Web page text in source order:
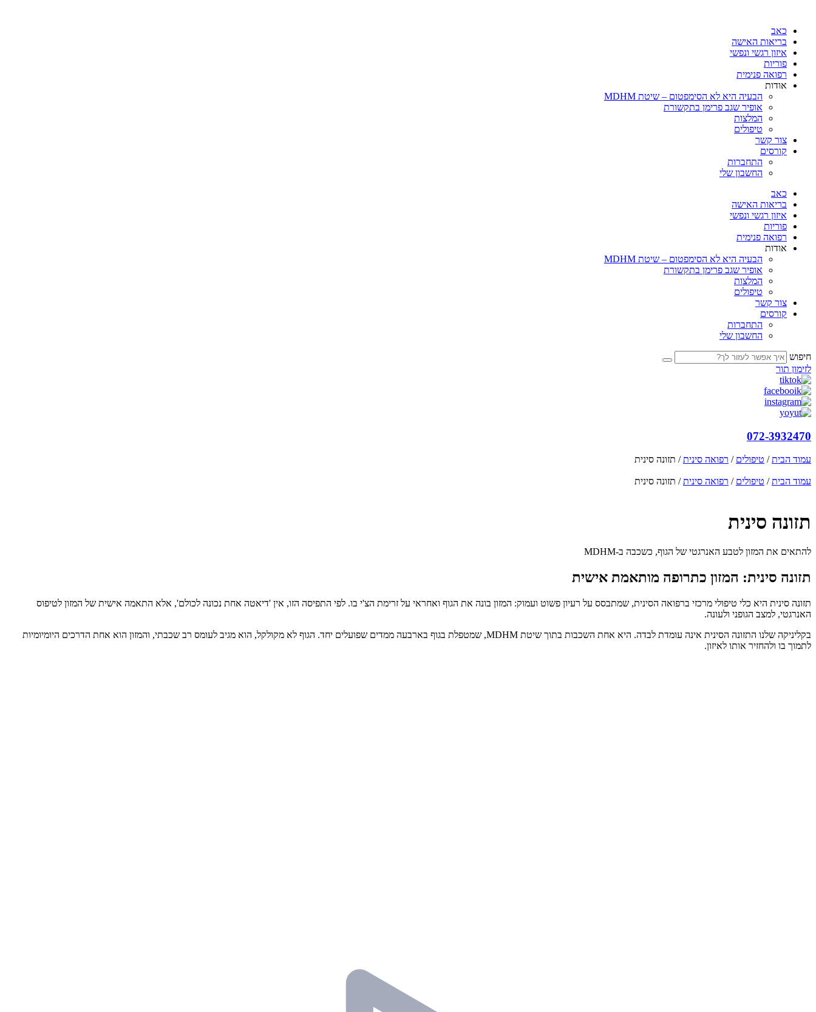
כאב
בריאות האישה
איזון רגשי ונפשי
פוריות
רפואה פנימית
אודות
הבעיה היא לא הסימפטום – שיטת MDHM
אופיר שגב פרימן בתקשורת
המלצות
טיפולים
צור קשר
קורסים
התחברות
החשבון שלי
כאב
בריאות האישה
איזון רגשי ונפשי
פוריות
רפואה פנימית
אודות
הבעיה היא לא הסימפטום – שיטת MDHM
אופיר שגב פרימן בתקשורת
המלצות
טיפולים
צור קשר
קורסים
התחברות
החשבון שלי
חיפוש
לזימון תור
072-3932470
עמוד הבית/ טיפולים / רפואה סינית/ תזונה סינית
עמוד הבית/ טיפולים / רפואה סינית/ תזונה סינית
תזונה סינית
להתאים את המזון לטבע האנרגטי של הגוף, כשכבה ב-MDHM
תזונה סינית: המזון כתרופה מותאמת אישית
תזונה סינית היא כלי טיפולי מרכזי ברפואה הסינית, שמתבסס על רעיון פשוט ועמוק: המזון בונה את הגוף ואחראי על זרימת הצ'י בו. לפי התפיסה הזו, אין 'דיאטה אחת נכונה לכולם', אלא התאמה אישית של המזון לטיפוס
האנרגטי, למצב הגופני ולעונה.
בקליניקה שלנו התזונה הסינית אינה עומדת לבדה. היא אחת השכבות בתוך שיטת MDHM, שמטפלת בגוף בארבעה ממדים שפועלים יחד. הגוף לא מקולקל, הוא מגיב לעומס רב שכבתי, והמזון הוא אחת הדרכים היומיומיות
לתמוך בו ולהחזיר אותו לאיזון.